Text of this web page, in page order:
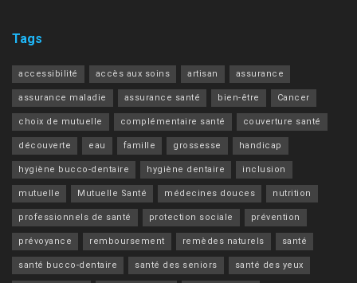
Tags
accessibilité accès aux soins artisan assurance
assurance maladie assurance santé bien-être Cancer
choix de mutuelle complémentaire santé couverture santé
découverte eau famille grossesse handicap
hygiène bucco-dentaire hygiène dentaire inclusion
mutuelle Mutuelle Santé médecines douces nutrition
professionnels de santé protection sociale prévention
prévoyance remboursement remèdes naturels santé
santé bucco-dentaire santé des seniors santé des yeux